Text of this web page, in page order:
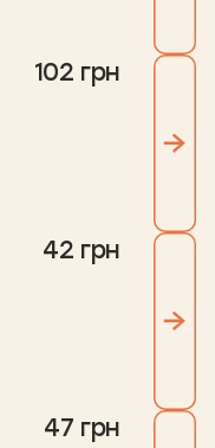
102 грн
42 грн
47 грн